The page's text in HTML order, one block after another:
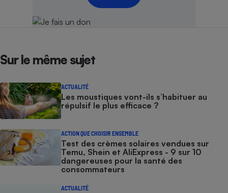
Sur le même sujet
ACTUALITÉ
Les moustiques vont-ils s’habituer au
répulsif le plus efficace ?
ACTION QUE CHOISIR ENSEMBLE
Test des crèmes solaires vendues sur
Temu, Shein et AliExpress - 9 sur 10
dangereuses pour la santé des
consommateurs
ACTUALITÉ